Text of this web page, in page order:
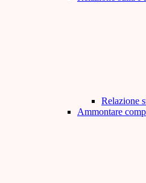
Relazione
Ammontare